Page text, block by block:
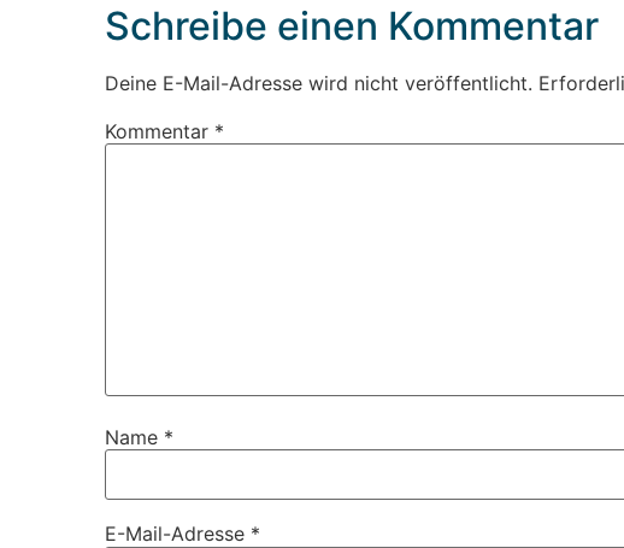
Schreibe einen Kommentar
Deine E-Mail-Adresse wird nicht veröffentlicht.
Kommentar *
Name *
E-Mail-Adresse *